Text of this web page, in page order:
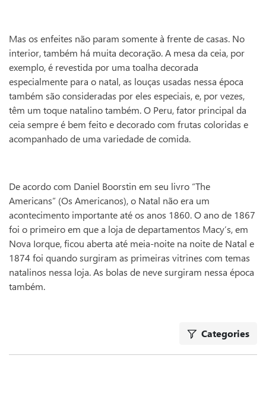
Mas os enfeites não param somente à frente de casas. No
interior, também há muita decoração. A mesa da ceia, por
exemplo, é revestida por uma toalha decorada
especialmente para o natal, as louças usadas nessa época
também são consideradas por eles especiais, e, por vezes,
têm um toque natalino também. O Peru, fator principal da
ceia sempre é bem feito e decorado com frutas coloridas e
acompanhado de uma variedade de comida.
De acordo com Daniel Boorstin em seu livro “The
Americans” (Os Americanos), o Natal não era um
acontecimento importante até os anos 1860. O ano de 1867
foi o primeiro em que a loja de departamentos Macy’s, em
Nova Iorque, ficou aberta até meia-noite na noite de Natal e
1874 foi quando surgiram as primeiras vitrines com temas
natalinos nessa loja. As bolas de neve surgiram nessa época
também.
Categories
This website uses cookies in order to enhance the overall
Take a look at ourCookies Policyfor more information.
Accept all
Only essentials